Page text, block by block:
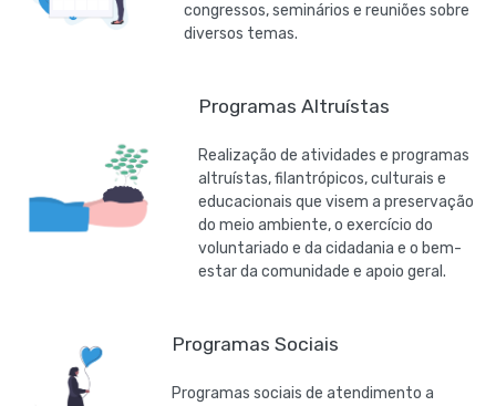
congressos, seminários e reuniões sobre
diversos temas.
Programas Altruístas
Realização de atividades e programas
altruístas, filantrópicos, culturais e
educacionais que visem a preservação
do meio ambiente, o exercício do
voluntariado e da cidadania e o bem-
estar da comunidade e apoio geral.
Programas Sociais
Programas sociais de atendimento a